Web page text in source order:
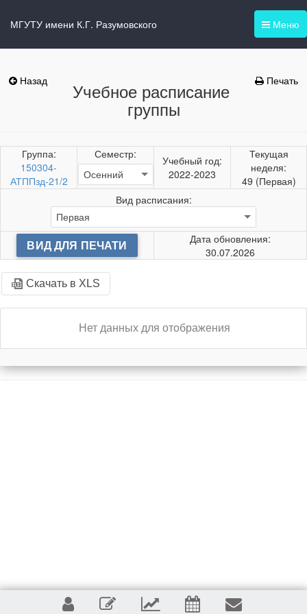
Меню
МГУТУ имени К.Г. Разумовского
Назад Печать
Учебное расписание
группы
Группа:
150304-
АТППзд-21/2
Семестр:
Учебный год:
2022-2023
Текущая
неделя:
49 (Первая)
Вид расписания:
ВИД ДЛЯ ПЕЧАТИ
Дата обновления:
30.07.2026
Скачать в XLS
Нет данных для отображения